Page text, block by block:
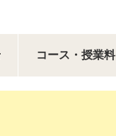
コース・授業料